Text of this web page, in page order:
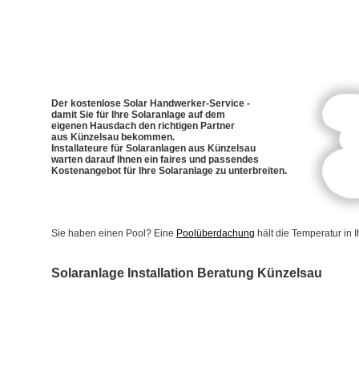
Der kostenlose Solar Handwerker-Service -
damit Sie für Ihre Solaranlage auf dem
eigenen Hausdach den richtigen Partner
aus Künzelsau bekommen.
Installateure für Solaranlagen aus Künzelsau
warten darauf Ihnen ein faires und passendes
Kostenangebot für Ihre Solaranlage zu unterbreiten.
Sie haben einen Pool? Eine Poolüberdachung hält die Temperatur in
Solaranlage Installation Beratung Künzelsau